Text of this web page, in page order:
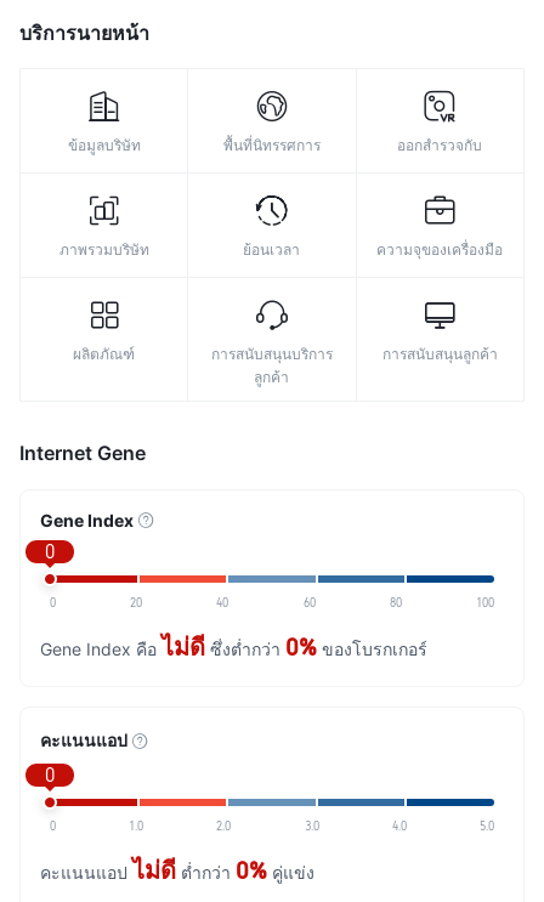
บริการนายหน้า
ข้อมูลบริษัท พื้นที่นิทรรศการ ออกสำรวจกับ
ภาพรวมบริษัท ย้อนเวลา ความจุของเครื่องมือ
ผลิตภัณฑ์
การสนับสนุนบริการ
ลูกค้า
การสนับสนุนลูกค้า
Internet Gene
Gene Index
0
0 20 40 60 80 100
Gene Index คือ ไม่ดี ซึ่งต่ำกว่า 0% ของโบรกเกอร์
คะแนนแอป
0
0 1.0 2.0 3.0 4.0 5.0
คะแนนแอป ไม่ดี ต่ำกว่า 0% คู่แข่ง